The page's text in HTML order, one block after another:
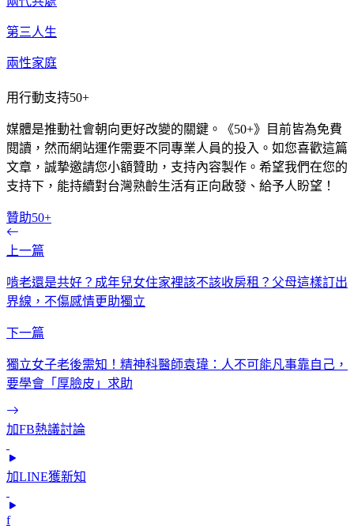
第三人生
兩性家庭
用行動支持50+
媒體是推動社會朝向更好改變的關鍵。《50+》目前皆為免費
閱讀，然而網站運作需要不同專業人員的投入。如您喜歡這篇
文章，誠摯邀請您小額贊助，支持內容製作。希望我們在您的
支持下，能持續對台灣熟齡生活有正向啟發、給予人盼望！
贊助50+
上一篇
啃老還是共好？成年兒女住家裡該不該收房租？父母這樣訂出
界線，不傷感情更助獨立
下一篇
獨立女子老後需知！精神科醫師袁瑋：人不可能凡事靠自己，
要學會「厚臉皮」求助
加FB熱議討論
加LINE獲新知
f